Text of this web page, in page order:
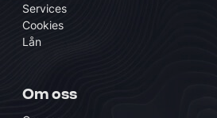
Services
Cookies
Lån
Om oss